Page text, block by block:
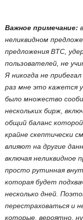
Важное примечание:
неликвидном
предложения BTC,
пользователей, не
Я никогда не
раз мне это кажется
было множество
нескольких бирж,
общий баланс
крайне скептически
влияют на другие
включая неликвидное
просто рутинная
которая будет
несколько дней.
перестраховаться и
которые, вероятно,